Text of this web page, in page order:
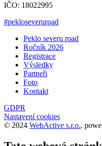
IČO: 18022995
#pekloseveruroad
Peklo severu road
Ročník 2026
Registrace
Výsledky
Partneři
Foto
Kontakt
GDPR
Nastavení cookies
© 2024 WebActive s.r.o.,